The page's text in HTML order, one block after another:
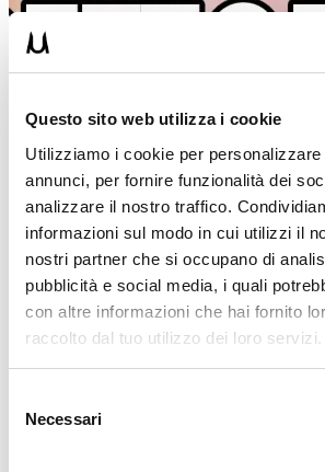
Questo sito web utilizza i cookie
Utilizziamo i cookie per
annunci, per fornire funzionalità dei
analizzare il nostro traffico.
informazioni sul modo in cui utilizzi il
nostri partner che si occupano di
pubblicità e social media, i quali
con altre informazioni che hai fornito
raccolto dal tuo utilizzo dei loro servizi.
delNecessari
31/12/2025